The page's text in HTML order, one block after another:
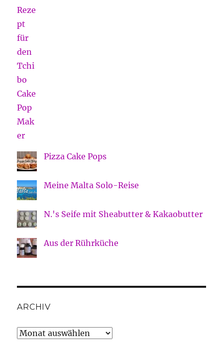
Pizza Cake Pops
Meine Malta Solo-Reise
N.'s Seife mit Sheabutter & Kakaobutter
Aus der Rührküche
ARCHIV
Archiv